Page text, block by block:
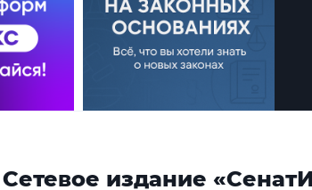
Сетевое издание